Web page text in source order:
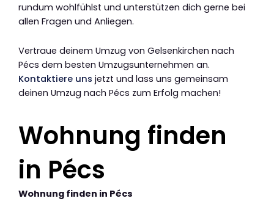
rundum wohlfühlst und unterstützen dich gerne bei
allen Fragen und Anliegen.
Vertraue deinem Umzug von Gelsenkirchen nach
Pécs dem besten Umzugsunternehmen an.
Kontaktiere uns jetzt und lass uns gemeinsam
deinen Umzug nach Pécs zum Erfolg machen!
Wohnung finden
in Pécs
Wohnung finden in Pécs